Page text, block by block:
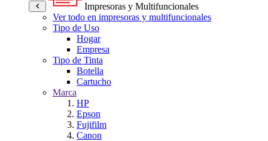
Impresoras y Multifuncionales
Ver todo en impresoras y multifuncionales
Tipo de Uso
Hogar
Empresa
Tipo de Tinta
Botella
Cartucho
Marca
HP
Epson
Fujifilm
Canon